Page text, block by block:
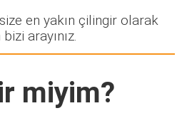
en yakın çilingir olarak
arayınız.
miyim?